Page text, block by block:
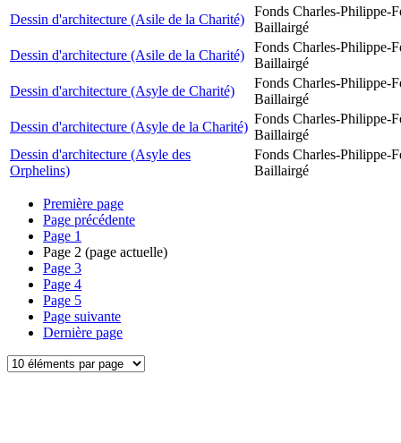
Dessin d'architecture (Asile de la Charité)
Fonds Charles-Philippe-
Baillairgé
Dessin d'architecture (Asile de la Charité)
Fonds Charles-Philippe-
Baillairgé
Dessin d'architecture (Asyle de Charité)
Fonds Charles-Philippe-
Baillairgé
Dessin d'architecture (Asyle de la Charité)
Fonds Charles-Philippe-
Baillairgé
Dessin d'architecture (Asyle des
Orphelins)
Fonds Charles-Philippe-
Baillairgé
Première page
Page précédente
Page 1
Page 2 (page actuelle)
Page 3
Page 4
Page 5
Page suivante
Dernière page